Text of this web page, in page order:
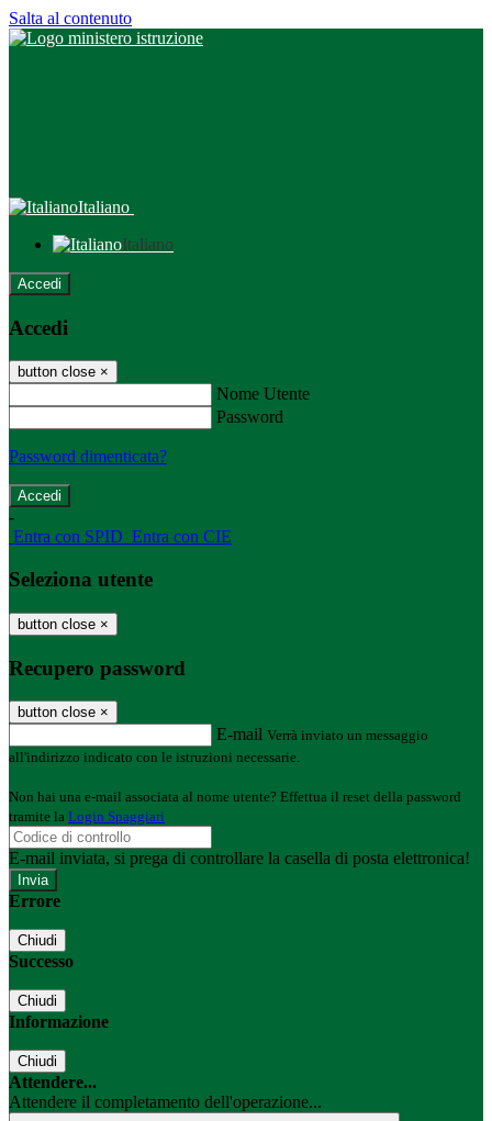
Salta al contenuto
Italiano
Italiano
Accedi
Accedi
button close ×
Nome Utente
Password
Password dimenticata?
-
Entra con SPID Entra con CIE
Seleziona utente
button close ×
Recupero password
button close ×
E-mail Verrà inviato un messaggio
all'indirizzo indicato con le istruzioni necessarie.
Non hai una e-mail associata al nome utente? Effettua il reset della password
tramite la Login Spaggiari
E-mail inviata, si prega di controllare la casella di posta elettronica!
Errore
Chiudi
Successo
Chiudi
Informazione
Chiudi
Attendere...
Attendere il completamento dell'operazione...